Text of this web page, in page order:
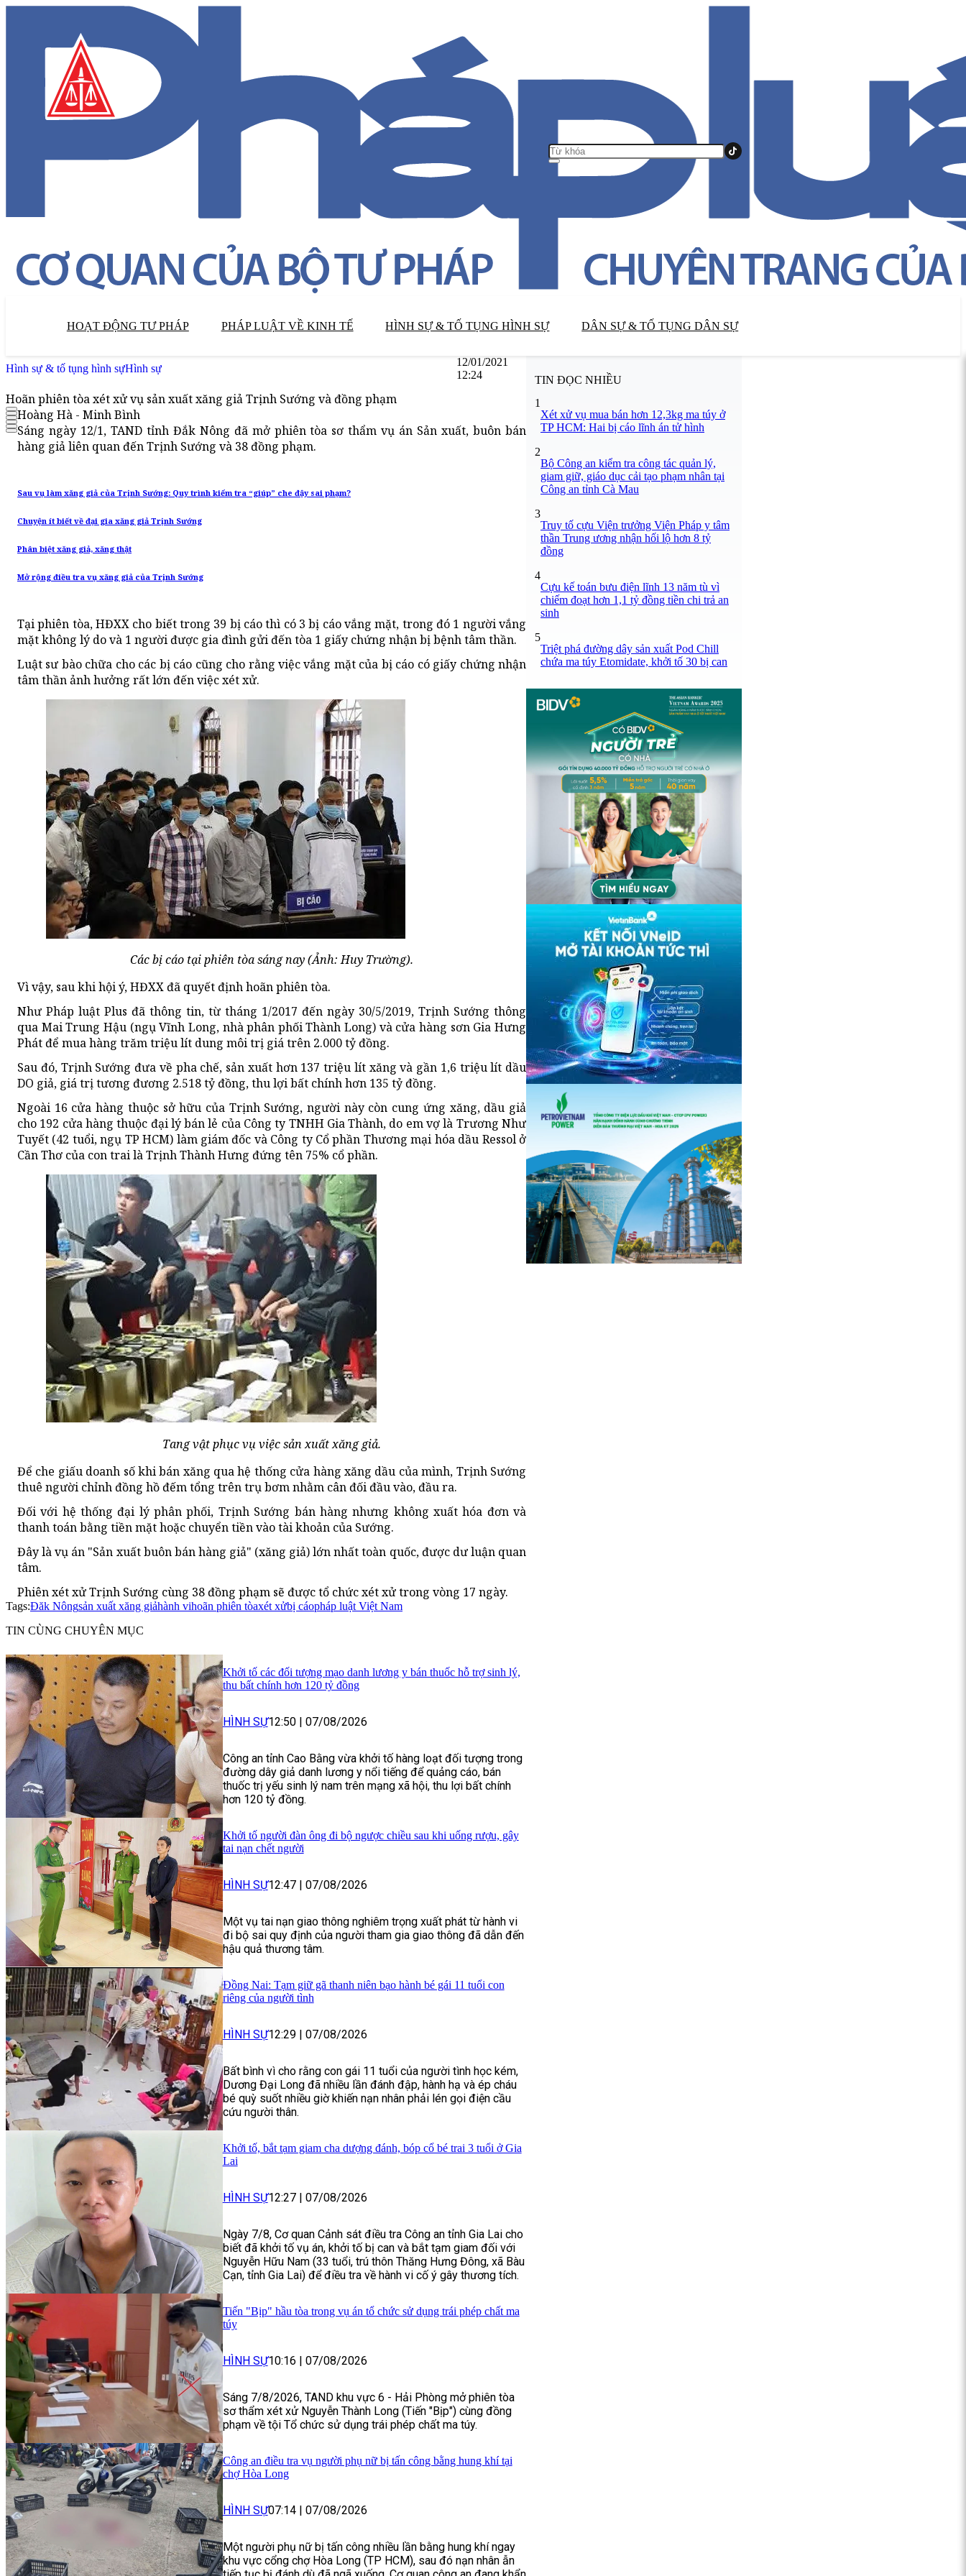
HOẠT ĐỘNG TƯ PHÁP PHÁP LUẬT VỀ KINH TẾ HÌNH SỰ & TỐ TỤNG HÌNH SỰ DÂN SỰ & TỐ TỤNG DÂN SỰ
Hình sự & tố tụng hình sựHình sự
12/01/2021
12:24
Hoãn phiên tòa xét xử vụ sản xuất xăng giả Trịnh Sướng và đồng phạm
Hoàng Hà - Minh Bình
Sáng ngày 12/1, TAND tỉnh Đắk Nông đã mở phiên tòa sơ thẩm vụ án Sản xuất, buôn bán
hàng giả liên quan đến Trịnh Sướng và 38 đồng phạm.
Sau vụ làm xăng giả của Trịnh Sướng: Quy trình kiểm tra “giúp” che đậy sai phạm?
Chuyện ít biết về đại gia xăng giả Trịnh Sướng
Phân biệt xăng giả, xăng thật
Mở rộng điều tra vụ xăng giả của Trịnh Sướng
Tại phiên tòa, HĐXX cho biết trong 39 bị cáo thì có 3 bị cáo vắng mặt, trong đó 1 người vắng
mặt không lý do và 1 người được gia đình gửi đến tòa 1 giấy chứng nhận bị bệnh tâm thần.
Luật sư bào chữa cho các bị cáo cũng cho rằng việc vắng mặt của bị cáo có giấy chứng nhận
tâm thần ảnh hưởng rất lớn đến việc xét xử.
Các bị cáo tại phiên tòa sáng nay (Ảnh: Huy Trường).
Vì vậy, sau khi hội ý, HĐXX đã quyết định hoãn phiên tòa.
Như Pháp luật Plus đã thông tin, từ tháng 1/2017 đến ngày 30/5/2019, Trịnh Sướng thông
qua Mai Trung Hậu (ngụ Vĩnh Long, nhà phân phối Thành Long) và cửa hàng sơn Gia Hưng
Phát để mua hàng trăm triệu lít dung môi trị giá trên 2.000 tỷ đồng.
Sau đó, Trịnh Sướng đưa về pha chế, sản xuất hơn 137 triệu lít xăng và gần 1,6 triệu lít dầu
DO giả, giá trị tương đương 2.518 tỷ đồng, thu lợi bất chính hơn 135 tỷ đồng.
Ngoài 16 cửa hàng thuộc sở hữu của Trịnh Sướng, người này còn cung ứng xăng, dầu giả
cho 192 cửa hàng thuộc đại lý bán lẻ của Công ty TNHH Gia Thành, do em vợ là Trương Như
Tuyết (42 tuổi, ngụ TP HCM) làm giám đốc và Công ty Cổ phần Thương mại hóa dầu Ressol ở
Cần Thơ của con trai là Trịnh Thành Hưng đứng tên 75% cổ phần.
Tang vật phục vụ việc sản xuất xăng giả.
Để che giấu doanh số khi bán xăng qua hệ thống cửa hàng xăng dầu của mình, Trịnh Sướng
thuê người chỉnh đồng hồ đếm tổng trên trụ bơm nhằm cân đối đầu vào, đầu ra.
Đối với hệ thống đại lý phân phối, Trịnh Sướng bán hàng nhưng không xuất hóa đơn và
thanh toán bằng tiền mặt hoặc chuyển tiền vào tài khoản của Sướng.
Đây là vụ án "Sản xuất buôn bán hàng giả" (xăng giả) lớn nhất toàn quốc, được dư luận quan
tâm.
Phiên xét xử Trịnh Sướng cùng 38 đồng phạm sẽ được tổ chức xét xử trong vòng 17 ngày.
Tags:Đăk Nôngsản xuất xăng giảhành vihoãn phiên tòaxét xửbị cáopháp luật Việt Nam
TIN CÙNG CHUYÊN MỤC
Khởi tố các đối tượng mạo danh lương y bán thuốc hỗ trợ sinh lý,
thu bất chính hơn 120 tỷ đồng
HÌNH SỰ12:50 | 07/08/2026
Công an tỉnh Cao Bằng vừa khởi tố hàng loạt đối tượng trong
đường dây giả danh lương y nổi tiếng để quảng cáo, bán
thuốc trị yếu sinh lý nam trên mạng xã hội, thu lợi bất chính
hơn 120 tỷ đồng.
Khởi tố người đàn ông đi bộ ngược chiều sau khi uống rượu, gây
tai nạn chết người
HÌNH SỰ12:47 | 07/08/2026
Một vụ tai nạn giao thông nghiêm trọng xuất phát từ hành vi
đi bộ sai quy định của người tham gia giao thông đã dẫn đến
hậu quả thương tâm.
Đồng Nai: Tạm giữ gã thanh niên bạo hành bé gái 11 tuổi con
riêng của người tình
HÌNH SỰ12:29 | 07/08/2026
Bất bình vì cho rằng con gái 11 tuổi của người tình học kém,
Dương Đại Long đã nhiều lần đánh đập, hành hạ và ép cháu
bé quỳ suốt nhiều giờ khiến nạn nhân phải lén gọi điện cầu
cứu người thân.
Khởi tố, bắt tạm giam cha dượng đánh, bóp cổ bé trai 3 tuổi ở Gia
Lai
HÌNH SỰ12:27 | 07/08/2026
Ngày 7/8, Cơ quan Cảnh sát điều tra Công an tỉnh Gia Lai cho
biết đã khởi tố vụ án, khởi tố bị can và bắt tạm giam đối với
Nguyễn Hữu Nam (33 tuổi, trú thôn Thăng Hưng Đông, xã Bàu
Cạn, tỉnh Gia Lai) để điều tra về hành vi cố ý gây thương tích.
Tiến "Bịp" hầu tòa trong vụ án tổ chức sử dụng trái phép chất ma
túy
HÌNH SỰ10:16 | 07/08/2026
Sáng 7/8/2026, TAND khu vực 6 - Hải Phòng mở phiên tòa
sơ thẩm xét xử Nguyễn Thành Long (Tiến "Bịp") cùng đồng
phạm về tội Tổ chức sử dụng trái phép chất ma túy.
Công an điều tra vụ người phụ nữ bị tấn công bằng hung khí tại
chợ Hòa Long
HÌNH SỰ07:14 | 07/08/2026
Một người phụ nữ bị tấn công nhiều lần bằng hung khí ngay
khu vực cổng chợ Hòa Long (TP HCM), sau đó nạn nhân ẫn
TIN ĐỌC NHIỀU
1
Xét xử vụ mua bán hơn 12,3kg ma túy ở
TP HCM: Hai bị cáo lĩnh án tử hình
2
Bộ Công an kiểm tra công tác quản lý,
giam giữ, giáo dục cải tạo phạm nhân tại
Công an tỉnh Cà Mau
3
Truy tố cựu Viện trưởng Viện Pháp y tâm
thần Trung ương nhận hối lộ hơn 8 tỷ
đồng
4
Cựu kế toán bưu điện lĩnh 13 năm tù vì
chiếm đoạt hơn 1,1 tỷ đồng tiền chi trả an
sinh
5
Triệt phá đường dây sản xuất Pod Chill
chứa ma túy Etomidate, khởi tố 30 bị can